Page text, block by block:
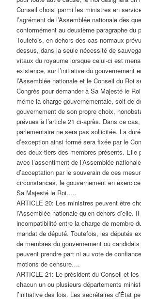
Conseil choisi parmi les ministres en
l’agrément de l’Assemblée nationale dès
conformément au deuxième paragraphe du
Toutefois, en dehors des cas normaux
dessus, dans la seule nécessité de
vitaux du royaume lorsque celui-ci est
existence, sur l’initiative du gouvernement
l’Assemblée nationale et le Conseil du Roi
Congrès pour demander à Sa Majesté le
même la charge gouvernementale, soit de
gouvernement de son propre choix,
prévues à l’article 21 ci-après. Dans ce
parlementaire ne sera pas sollicitée. La
d’exception ainsi formé sera fixée par le
des deux-tiers des membres présents. Elle
avec l’assentiment de l’Assemblée
d’acceptation par le souverain de ces
circonstances, le gouvernement en
Sa Majesté le Roi…..
ARTICLE 20: Les ministres peuvent être
l’Assemblée nationale qu’en dehors d’elle.
incompatibilité entre la charge de membre
mandat de député. Toutefois, les députés
de membres du gouvernement ou
peuvent prendre part ni au vote de
motions de censure….
ARTICLE 21: Le président du Conseil et
chacun un ou plusieurs départements
l’initiative des lois. Les secrétaires d’État